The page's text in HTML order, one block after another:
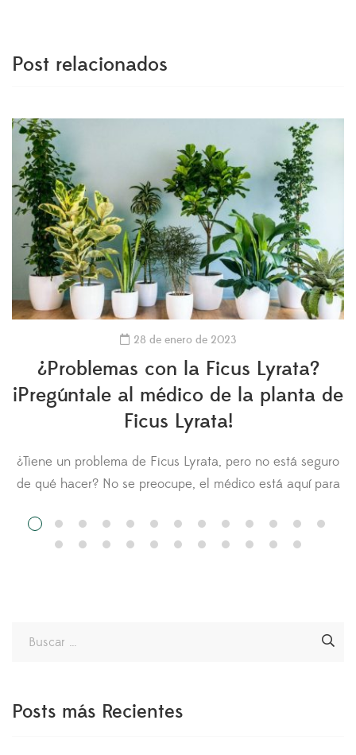
Post relacionados
28 de enero de 2023
¿Problemas con la Ficus Lyrata?
¡Pregúntale al médico de la planta de
Ficus Lyrata!
¿Tiene un problema de Ficus Lyrata, pero no está seguro
de qué hacer? No se preocupe, el médico está aquí para
y cargue fotos de su planta para obtener
recomendaciones. Otros miembros del Fiddle Leaf Fig
Posts más Recientes